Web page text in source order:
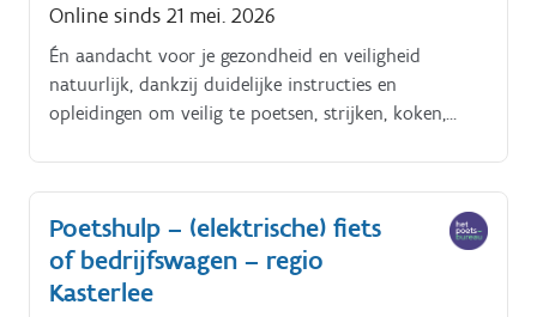
Online sinds 21 mei. 2026
Én aandacht voor je gezondheid en veiligheid
natuurlijk, dankzij duidelijke instructies en
opleidingen om veilig te poetsen, strijken, koken,
Poetshulp – (elektrische) fiets
of bedrijfswagen – regio
Kasterlee